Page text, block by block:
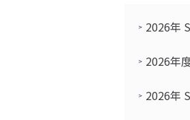
2026年
2026年
2026年